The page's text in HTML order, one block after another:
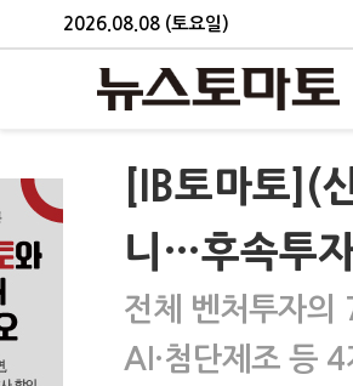
2026.08.08 (토요일)
[IB토마토](
니…후속투
전체 벤처투자
AI·첨단제조 등